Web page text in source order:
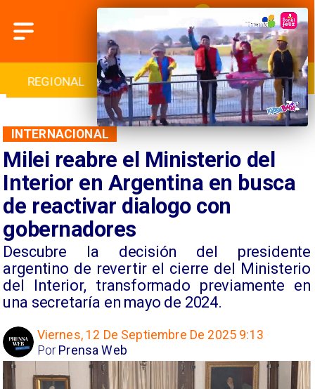
INTERNACIONAL DEPORTES CULTURA
Milei reabre el Ministerio del
Interior en Argentina en busca
de reactivar dialogo con
gobernadores
Descubre la decisión del presidente
argentino de revertir el cierre del Ministerio
del Interior, transformado previamente en
una secretaría en mayo de 2024.
INTERNACIONAL
Viernes, 12 De Septiembre De 2025 9:13
Prensa Web
Por